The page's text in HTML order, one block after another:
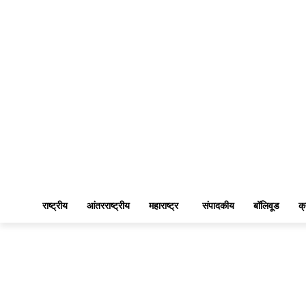
राष्ट्रीय आंतरराष्ट्रीय महाराष्ट्र संपादकीय बॉलिवूड